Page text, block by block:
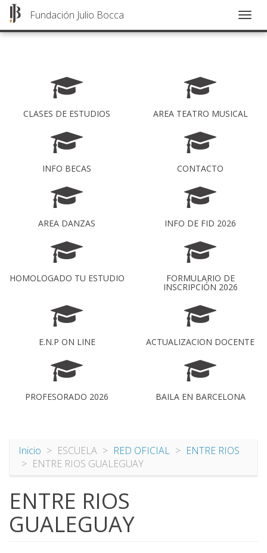
Pasar
Fundación Julio Bocca
CLASES DE ESTUDIOS AREA TEATRO MUSICAL
INFO BECAS CONTACTO
AREA DANZAS INFO DE FID 2026
HOMOLOGADO TU ESTUDIO FORMULARIO DE
INSCRIPCIÓN 2026
E.N.P ON LINE ACTUALIZACION DOCENTE
PROFESORADO 2026 BAILA EN BARCELONA
Inicio ESCUELA RED OFICIAL
ENTRE RIOS
ENTRE RIOS GUALEGUAY
ENTRE RIOS
GUALEGUAY